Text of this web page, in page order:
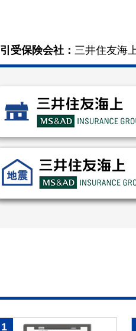
引受保険会社： 三井住友海
1